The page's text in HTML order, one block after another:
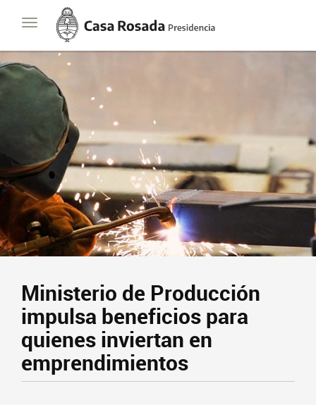
Toggle
navigation
Casa
Rosada
Presidencia
de
Nación
Presidencia Javier Milei
Ministerio de Producción
impulsa beneficios para
quienes inviertan en
emprendimientos